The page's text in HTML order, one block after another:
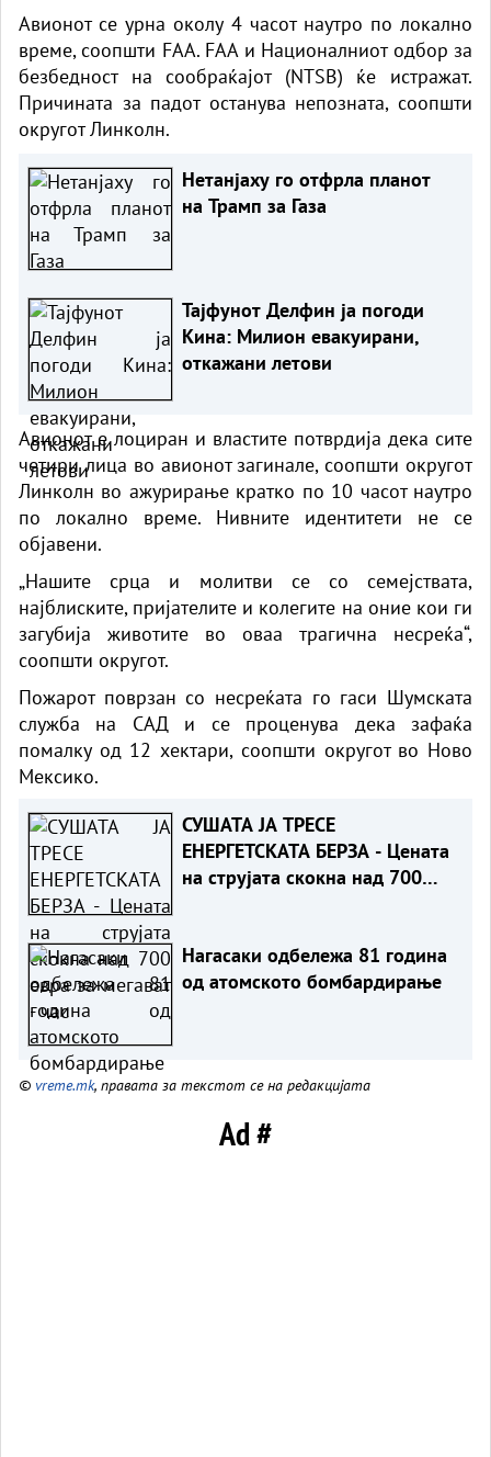
Авионотсе урна околу 4 часот наутро по локално
време, соопшти FAA. FAA и Националниот одбор за
безбедност на сообраќајот (NTSB) ќе истражат.
Причината за падот останува непозната, соопшти
округот Линколн.
Нетанјаху го отфрла планот
на Трамп за Газа
Тајфунот Делфин ја погоди
Кина: Милион евакуирани,
откажани летови
Авионот е лоциран и властите потврдија дека сите
четири лица во авионот загинале, соопшти округот
Линколн во ажурирање кратко по 10 часот наутро
по локално време. Нивните идентитети не се
објавени.
„Нашите срца и молитви се со семејствата,
најблиските, пријателите и колегите на оние кои ги
загубија животите во оваа трагична несреќа“,
соопшти округот.
Пожарот поврзан со несреќата го гаси Шумската
служба на САД и се проценува дека зафаќа
помалку од 12 хектари, соопшти округот во Ново
Мексико.
СУШАТА ЈА ТРЕСЕ
ЕНЕРГЕТСКАТА БЕРЗА - Цената
на струјата скокна над 700
Нагасаки одбележа 81 година
од атомското бомбардирање
© vreme.mk, правата за текстот се на редакцијата
Ad #